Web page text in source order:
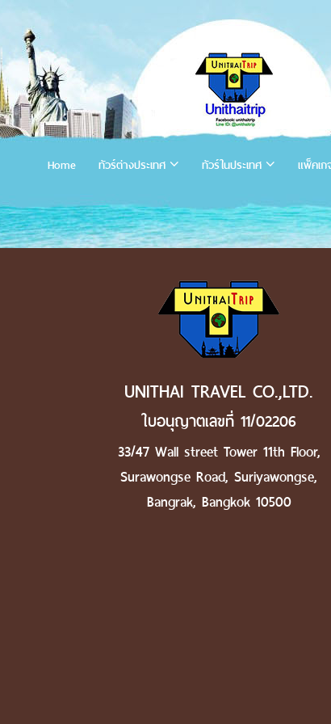
Home ทัวร์ต่างประเทศ ทัวร์ในประเทศ แพ็คเก
UNITHAI TRAVEL CO.,LTD.
ใบอนุญาตเลขที่ 11/02206
33/47 Wall street Tower 11th Floor,
Surawongse Road, Suriyawongse,
Bangrak, Bangkok 10500